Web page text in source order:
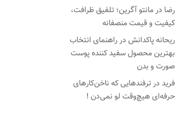
رضا درمانتو آگرین؛ تلفیق ظرافت،
کیفیت و قیمت منصفانه
ریحانه پاکدانش درراهنمای انتخاب
بهترین محصول سفید کننده پوست
صورت و بدن
فرید درترفندهایی که ناخن‌کارهای
حرفه‌ای هیچ‌وقت لو نمی‌دن !